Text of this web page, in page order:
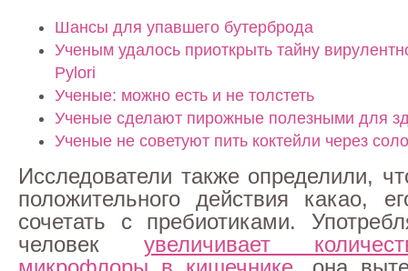
Шансы для упавшего бутерброда
Ученым удалось приоткрыть тайну
Pylori
Ученые: можно есть и не толстеть
Ученые сделают пирожные полезными для
Ученые не советуют пить коктейли через
Исследователи также определили,
положительного действия какао,
сочетать с пребиотиками.
человек увеличивает